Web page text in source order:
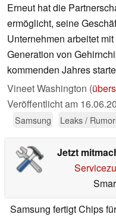
Erneut hat die
ermöglicht, seine
Unternehmen arbeitet
Generation von
kommenden Jahres
Vineet Washington (
Veröffentlicht am
Samsung Leaks /
Jetzt
Samsung fertigt Chips